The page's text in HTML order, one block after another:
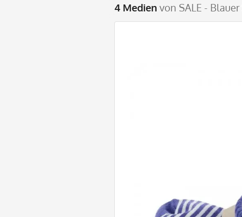
4 Medien von SALE -